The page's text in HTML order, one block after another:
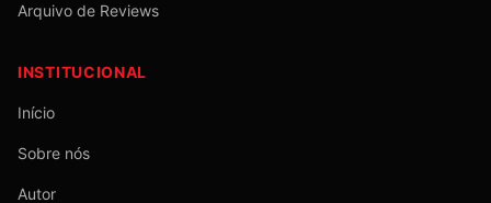
Arquivo de Reviews
INSTITUCIONAL
Início
Sobre nós
Autor